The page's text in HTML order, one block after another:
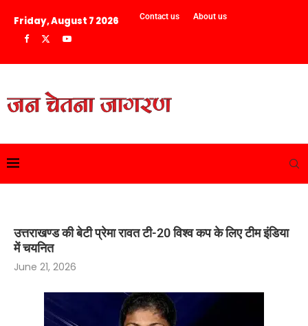
Friday, August 7 2026 Contact us About us
उत्तराखण्ड की बेटी प्रेमा रावत टी-20 विश्व कप के लिए टीम इंडिया
में चयनित
June 21, 2026